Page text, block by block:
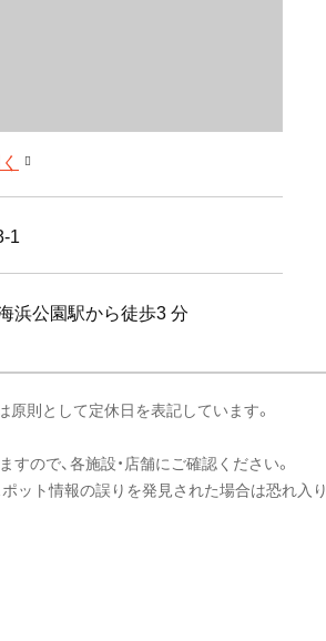
1
浜公園駅から徒歩3 分
則として定休日を表記しています。
ので、各施設・店舗にご確認ください。
ット情報の誤りを発見された場合は恐れ入り